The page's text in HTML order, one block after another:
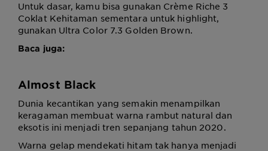
Untuk dasar, kamu bisa gunakan Crème Riche 3
Coklat Kehitaman sementara untuk highlight,
gunakan Ultra Color 7.3 Golden Brown.
Baca juga:
Almost Black
Dunia kecantikan yang semakin menampilkan
keragaman membuat warna rambut natural dan
eksotis ini menjadi tren sepanjang tahun 2020.
Warna gelap mendekati hitam tak hanya menjadi